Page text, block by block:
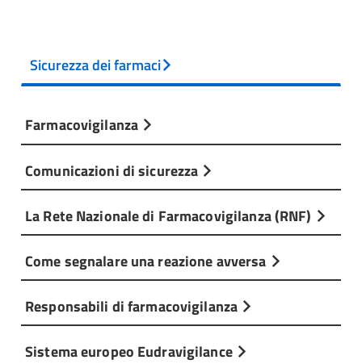
Sicurezza dei farmaci
Farmacovigilanza
Comunicazioni di sicurezza
La Rete Nazionale di Farmacovigilanza (RNF)
Come segnalare una reazione avversa
Responsabili di farmacovigilanza
Sistema europeo Eudravigilance